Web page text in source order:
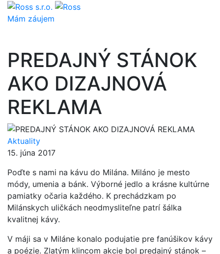
Mám záujem
PREDAJNÝ STÁNOK
AKO DIZAJNOVÁ
REKLAMA
Aktuality
15. júna 2017
Poďte s nami na kávu do Milána. Miláno je mesto
módy, umenia a bánk. Výborné jedlo a krásne kultúrne
pamiatky očaria každého. K prechádzkam po
Milánskych uličkách neodmysliteľne patrí šálka
kvalitnej kávy.
V máji sa v Miláne konalo podujatie pre fanúšikov kávy
a poézie. Zlatým klincom akcie bol predajný stánok –